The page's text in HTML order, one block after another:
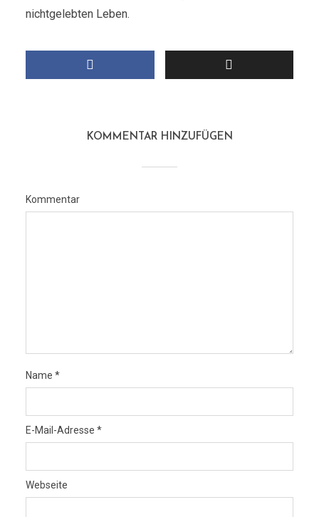
nichtgelebten Leben.
KOMMENTAR HINZUFÜGEN
Kommentar
Name *
E-Mail-Adresse *
Webseite